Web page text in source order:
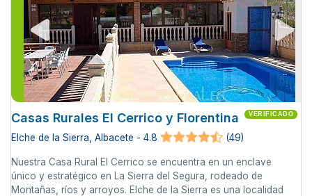
Casas Rurales El Cerrico y Florentina VERIFICADO
Elche de la Sierra, Albacete - 4.8 (49)
Nuestra Casa Rural El Cerrico se encuentra en un enclave
único y estratégico en La Sierra del Segura, rodeado de
Montañas, ríos y arroyos. Elche de la Sierra es una localidad